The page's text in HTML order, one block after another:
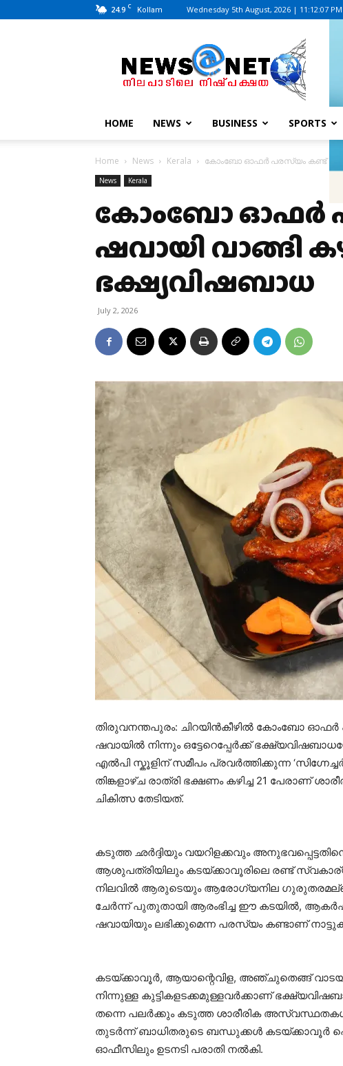
24.9 C Kollam Wednesday 5th August, 2026 | 11:12:07 PM
News@Net
|
www.newsatnet.com
HOME NEWS BUSINESS SPORTS
Home News Kerala കോംബോ ഓഫർ പരസ്യം കണ്ട്
News Kerala
കോംബോ ഓഫർ
ഷവായി വാങ്ങി
ഭക്ഷ്യവിഷബാധ
July 2, 2026
തിരുവനന്തപുരം: ചിറയിൻകീഴിൽ കോംബോ ഓഫർ
ഷവായിൽ നിന്നും ഒട്ടേറെപ്പേർക്ക്
എൽപി സ്കൂളിന് സമീപം പ്രവർത്തിക്കുന്ന
തിങ്കളാഴ്ച രാത്രി ഭക്ഷണം കഴിച്ച 21
ചികിത്സ തേടിയത്.
കടുത്ത ഛർദ്ദിയും വയറിളക്കവും
ആശുപത്രിയിലും കടയ്ക്കാവൂരിലെ രണ്ട്
നിലവിൽ ആരുടെയും ആരോഗ്യനില
ചേർന്ന് പുതുതായി ആരംഭിച്ച ഈ കടയിൽ,
ഷവായിയും ലഭിക്കുമെന്ന പരസ്യം കണ്ടാണ്
കടയ്ക്കാവൂർ, ആയാന്റെവിള, അഞ്ചുതെങ്ങ്
നിന്നുള്ള കുട്ടികളടക്കമുള്ളവർക്കാണ്
തന്നെ പലർക്കും കടുത്ത ശാരീരിക
തുടർന്ന് ബാധിതരുടെ ബന്ധുക്കൾ കടയ്ക്കാവൂർ
ഓഫീസിലും ഉടനടി പരാതി നൽകി.